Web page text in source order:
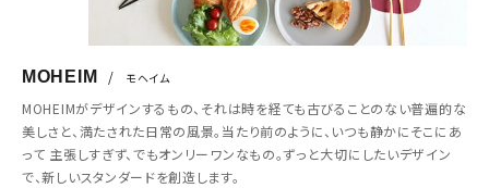
MOHEIM / モヘイム
MOHEIMがデザインするもの、それは時を経ても古びることのない普遍的な
美しさと、満たされた日常の風景。当たり前のように、いつも静かにそこにあ
って 主張しすぎず、でもオンリーワンなもの。ずっと大切にしたいデザイン
で、新しいスタンダードを創造します。